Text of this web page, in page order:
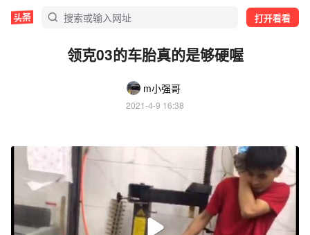
打开看看
领克03的车胎真的是够硬喔
m小强哥
2021-4-9 16:38